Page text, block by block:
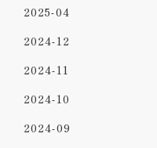
2025-04
2024-12
2024-11
2024-10
2024-09